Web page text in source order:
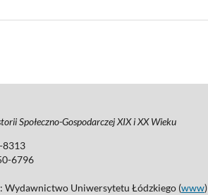
Społeczno-Gospodarczej XIX i XX Wieku
8313
6796
: Wydawnictwo Uniwersytetu Łódzkiego (www)